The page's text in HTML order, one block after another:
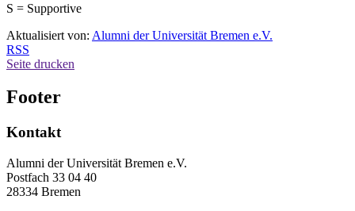
S = Supportive
Aktualisiert von: Alumni der Universität Bremen e.V.
RSS
Seite drucken
Footer
Kontakt
Alumni der Universität Bremen e.V.
Postfach 33 04 40
28334 Bremen